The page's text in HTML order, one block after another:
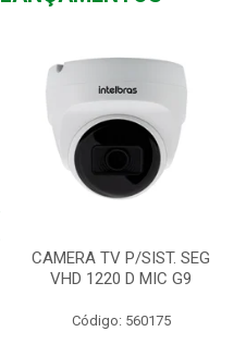
CAMERA TV P/SIST. SEG
VHD 1220 D MIC G9
Código: 560175